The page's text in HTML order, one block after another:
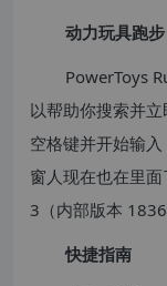
动力玩具跑步
PowerToys
以帮助你搜索并
空格键并开始输
窗人现在也在里
3（内部版本
快捷指南